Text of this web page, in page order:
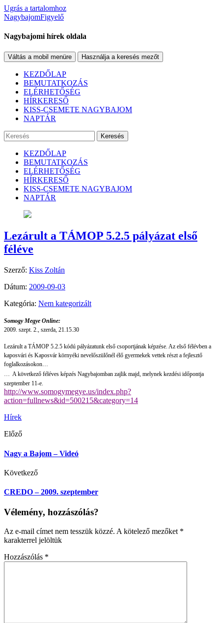
Ugrás a tartalomhoz
NagybajomFigyelő
Nagybajomi hírek oldala
Váltás a mobil menüre Használja a keresés mezőt
KEZDŐLAP
BEMUTATKOZÁS
ELÉRHETŐSÉG
HÍRKERESŐ
KISS-CSEMETE NAGYBAJOM
NAPTÁR
Keresés
KEZDŐLAP
BEMUTATKOZÁS
ELÉRHETŐSÉG
HÍRKERESŐ
KISS-CSEMETE NAGYBAJOM
NAPTÁR
Lezárult a TÁMOP 5.2.5 pályázat első
féléve
Szerző: Kiss Zoltán
Dátum: 2009-09-03
Kategória: Nem kategorizált
Somogy Megye Online:
2009. szept. 2., szerda, 21.15.30
Lezárult a TÁMOP 5.2.5 kódú pályázatunk első csoportjának képzése. Az első félévben a
kaposvári és Kaposvár környéki nevelőszülőnél élő gyermekek vettek részt a fejlesztő
foglalkozásokon…
… A következő féléves képzés Nagybajomban zajlik majd, melynek kezdési időpontja
szeptember 11-e.
http://www.somogymegye.us/index.php?
action=fullnews&id=500215&category=14
Hírek
Előző
Nagy a Bajom – Videó
Következő
CREDO – 2009. szeptember
Vélemény, hozzászólás?
Az e-mail címet nem tesszük közzé. A kötelező mezőket *
karakterrel jelöltük
Hozzászólás *